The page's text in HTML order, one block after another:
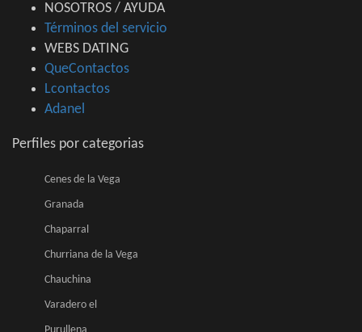
NOSOTROS / AYUDA
Términos del servicio
WEBS DATING
QueContactos
Lcontactos
Adanel
Perfiles por categorias
Cenes de la Vega
Granada
Chaparral
Churriana de la Vega
Chauchina
Varadero el